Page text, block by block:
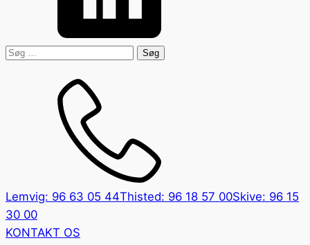
Søg
Lemvig: 96 63 05 44Thisted: 96 18 57 00Skive: 96 15
30 00
KONTAKT OS